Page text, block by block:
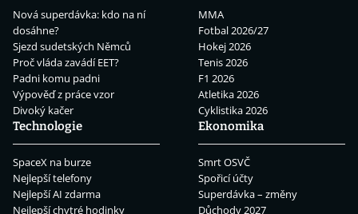
Nová superdávka: kdo na ní
dosáhne?
Sjezd sudetských Němců
Proč vláda zavádí EET?
Padni komu padni
Výpověď z práce vzor
Divoký kačer
MMA
Fotbal 2026/27
Hokej 2026
Tenis 2026
F1 2026
Atletika 2026
Cyklistika 2026
Technologie
SpaceX na burze
Nejlepší telefony
Nejlepší AI zdarma
Nejlepší chytré hodinky
Ekonomika
Smrt OSVČ
Spořicí účty
Superdávka – změny
Důchody 2027